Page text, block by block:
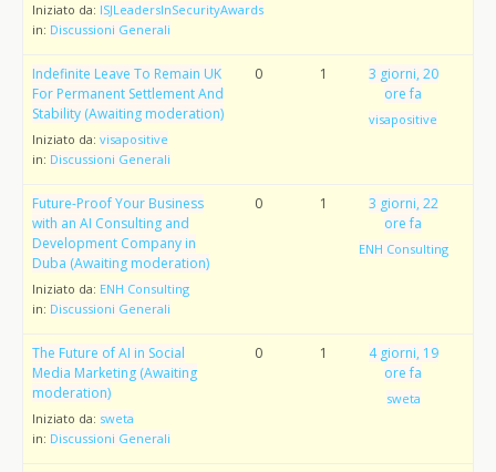
Iniziato da: ISJLeadersInSecurityAwards
in: Discussioni Generali
Indefinite Leave To Remain UK
For Permanent Settlement And
Stability (Awaiting moderation)
Iniziato da: visapositive
in: Discussioni Generali
0 1
3 giorni, 20
ore fa
visapositive
Future-Proof Your Business
with an AI Consulting and
Development Company in
Duba (Awaiting moderation)
Iniziato da: ENH Consulting
in: Discussioni Generali
0 1
3 giorni, 22
ore fa
ENH Consulting
The Future of AI in Social
Media Marketing (Awaiting
moderation)
Iniziato da: sweta
in: Discussioni Generali
0 1
4 giorni, 19
ore fa
sweta